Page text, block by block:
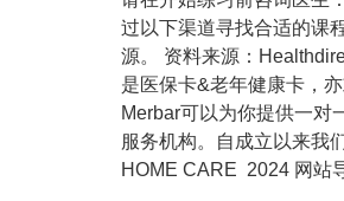
过以下渠道寻找合适的课
源。 资料来源：
是医保卡&老年健康卡，
Merbar可以为你提供一对
服务机构。自成立以来我
HOME CARE 2024 网站